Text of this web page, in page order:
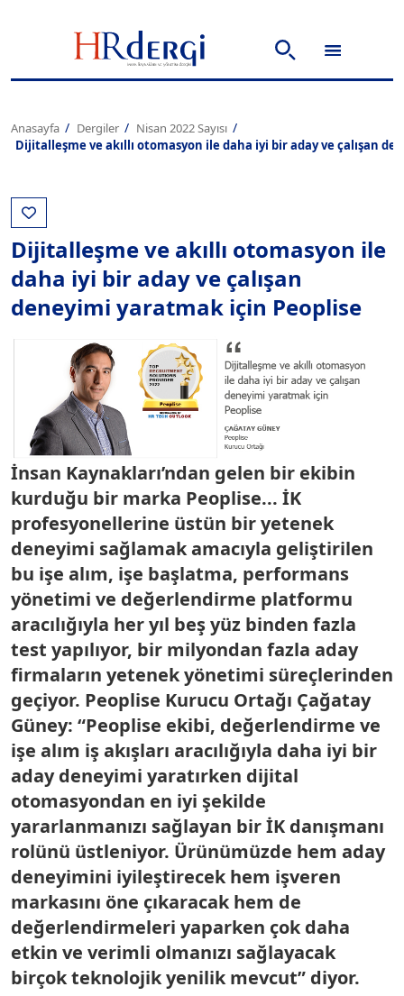
Anasayfa Dergiler
Nisan 2022 Sayısı
Dijitalleşme ve akıllı otomasyon ile daha iyi bir aday ve çalışan
Dijitalleşme ve akıllı otomasyon ile
daha iyi bir aday ve çalışan
deneyimi yaratmak için Peoplise
İnsan Kaynakları’ndan gelen bir ekibin
kurduğu bir marka Peoplise... İK
profesyonellerine üstün bir yetenek
deneyimi sağlamak amacıyla geliştirilen
bu işe alım, işe başlatma, performans
yönetimi ve değerlendirme platformu
aracılığıyla her yıl beş yüz binden fazla
test yapılıyor, bir milyondan fazla aday
firmaların yetenek yönetimi süreçlerinden
geçiyor. Peoplise Kurucu Ortağı Çağatay
Güney: “Peoplise ekibi, değerlendirme ve
işe alım iş akışları aracılığıyla daha iyi bir
aday deneyimi yaratırken dijital
otomasyondan en iyi şekilde
yararlanmanızı sağlayan bir İK danışmanı
rolünü üstleniyor. Ürünümüzde hem aday
deneyimini iyileştirecek hem işveren
markasını öne çıkaracak hem de
değerlendirmeleri yaparken çok daha
etkin ve verimli olmanızı sağlayacak
birçok teknolojik yenilik mevcut” diyor.